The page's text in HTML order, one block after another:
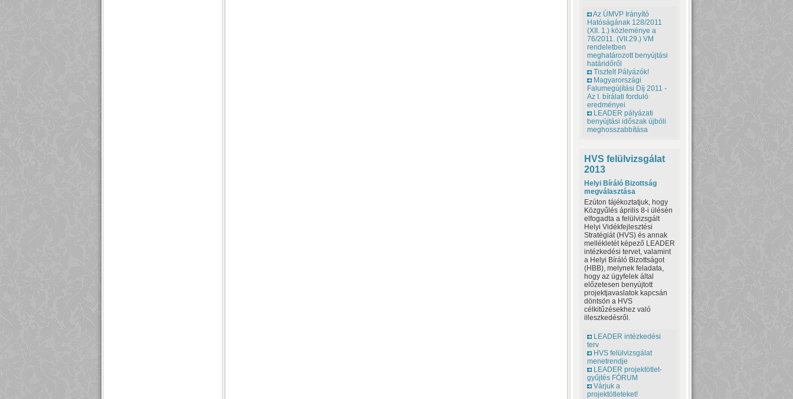
Az ÚMVP Irányító
Hatóságának 128/2011
(XII. 1.) közleménye a
76/2011. (VII.29.) VM
rendeletben
meghatározott benyújtási
határidőről
Tisztelt Pályázók!
Magyarországi
Falumegújítási Díj 2011 -
Az I. bírálati forduló
eredményei
LEADER pályázati
benyújtási időszak újbóli
meghosszabbítása
HVS felülvizsgálat
2013
Helyi Bíráló Bizottság
megválasztása
Ezúton tájékoztatjuk, hogy
Közgyűlés április 8-i ülésén
elfogadta a felülvizsgált
Helyi Vidékfejlesztési
Stratégiát (HVS) és annak
mellékletét képező LEADER
intézkedési tervet, valamint
a Helyi Bíráló Bizottságot
(HBB), melynek feladata,
hogy az ügyfelek által
előzetesen benyújtott
projektjavaslatok kapcsán
döntsön a HVS
célkitűzésekhez való
illeszkedésről.
LEADER intézkedési
terv
HVS felülvizsgálat
menetrendje
LEADER projektötlet-
gyűjtés FÓRUM
Várjuk a
projektötleteket!